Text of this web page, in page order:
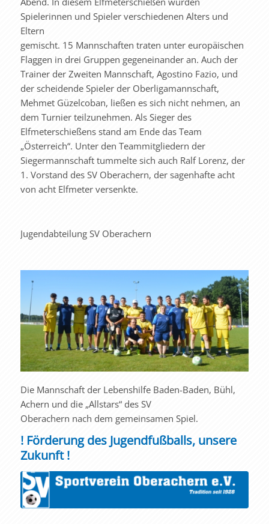
Spielerinnen und Spieler verschiedenen Alters und
Eltern
gemischt. 15 Mannschaften traten unter europäischen
Flaggen in drei Gruppen gegeneinander an. Auch der
Trainer der Zweiten Mannschaft, Agostino Fazio, und
der scheidende Spieler der Oberligamannschaft,
Mehmet Güzelcoban, ließen es sich nicht nehmen, an
dem Turnier teilzunehmen. Als Sieger des
Elfmeterschießens stand am Ende das Team
„Österreich“. Unter den Teammitgliedern der
Siegermannschaft tummelte sich auch Ralf Lorenz, der
1. Vorstand des SV Oberachern, der sagenhafte acht
von acht Elfmeter versenkte.
Jugendabteilung SV Oberachern
Die Mannschaft der Lebenshilfe Baden-Baden, Bühl,
Achern und die „Allstars“ des SV
Oberachern nach dem gemeinsamen Spiel.
! Förderung des Jugendfußballs, unsere
Zukunft !